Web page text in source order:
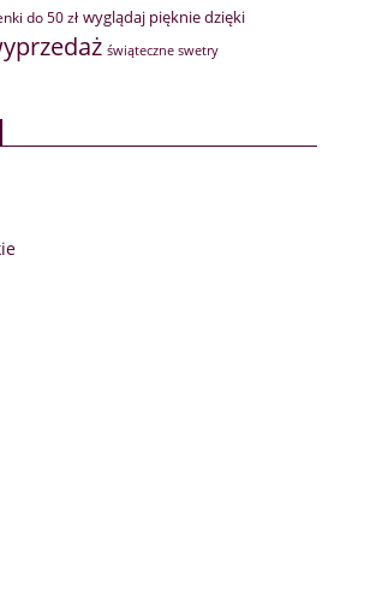
do 50 zł wyglądaj pięknie dzięki
świąteczne swetry